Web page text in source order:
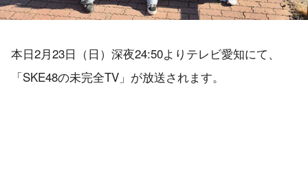
本日2月23日（日）深夜24:50よりテレビ愛知にて、
「SKE48の未完全TV」が放送されます。